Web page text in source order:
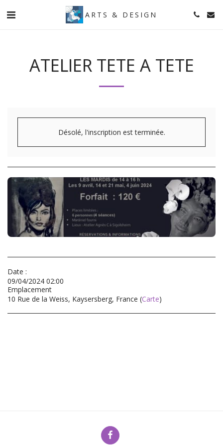
ARTS & DESIGN
ATELIER TETE A TETE
Désolé, l'inscription est terminée.
Date :
09/04/2024 02:00
Emplacement
10 Rue de la Weiss, Kaysersberg, France (Carte)